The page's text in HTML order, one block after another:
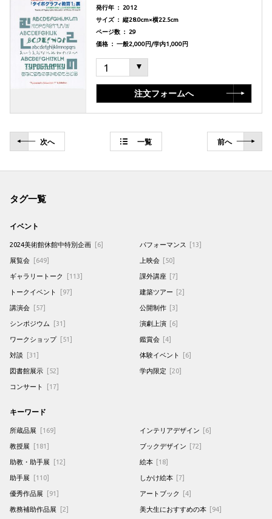
発行年 ： 2012
サイズ ： 縦28.0cm×横22.5cm
ページ数 ： 29
価格 ： 一般2,000円/学内1,000円
注文フォームへ
次へ 一覧 前へ
タグ一覧
イベント
2024美術館休館中特別企画 [6]
展覧会 [649]
ギャラリートーク [113]
トークイベント [97]
講演会 [57]
シンポジウム [31]
ワークショップ [51]
対談 [31]
図書館展示 [52]
コンサート [17]
パフォーマンス [13]
上映会 [50]
課外講座 [7]
建築ツアー [2]
公開制作 [3]
演劇上演 [6]
鑑賞会 [4]
体験イベント [6]
学内限定 [20]
キーワード
所蔵品展 [169]
教授展 [181]
助教・助手展 [12]
助手展 [110]
優秀作品展 [91]
教務補助作品展 [2]
インテリアデザイン [6]
ブックデザイン [72]
絵本 [18]
しかけ絵本 [7]
アートブック [4]
美大生におすすめの本 [94]